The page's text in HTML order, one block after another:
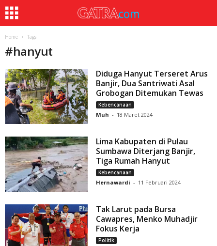
Home Tags
#hanyut
Diduga Hanyut Terseret Arus
Banjir, Dua Santriwati Asal
Grobogan Ditemukan Tewas
Kebencanaan
Muh - 18 Maret 2024
Lima Kabupaten di Pulau
Sumbawa Diterjang Banjir,
Tiga Rumah Hanyut
Kebencanaan
Hernawardi - 11 Februari 2024
Tak Larut pada Bursa
Cawapres, Menko Muhadjir
Fokus Kerja
Politik